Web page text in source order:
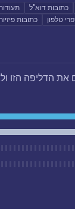
כתובות דוא"ל
טלפון כתובות
הדליפה הזו